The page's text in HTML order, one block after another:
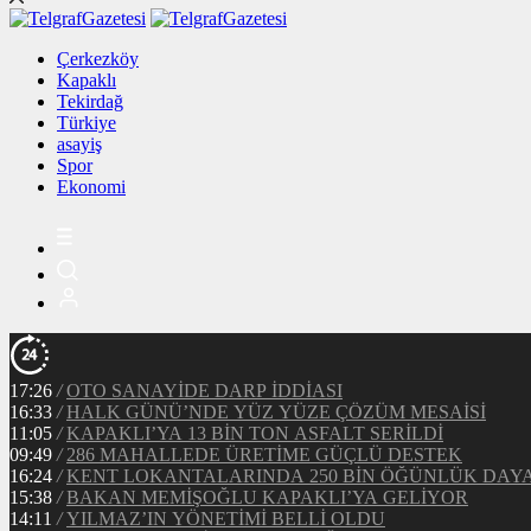
Çerkezköy
Kapaklı
Tekirdağ
Türkiye
asayiş
Spor
Ekonomi
17:26 / OTO SANAYİDE DARP İDDİASI
16:33 / HALK GÜNÜ’NDE YÜZ YÜZE ÇÖZÜM MESAİSİ
11:05 / KAPAKLI’YA 13 BİN TON ASFALT SERİLDİ
09:49 / 286 MAHALLEDE ÜRETİME GÜÇLÜ DESTEK
16:24 / KENT LOKANTALARINDA 250 BİN ÖĞÜNLÜK
15:38 / BAKAN MEMİŞOĞLU KAPAKLI’YA GELİYOR
14:11 / YILMAZ’IN YÖNETİMİ BELLİ OLDU